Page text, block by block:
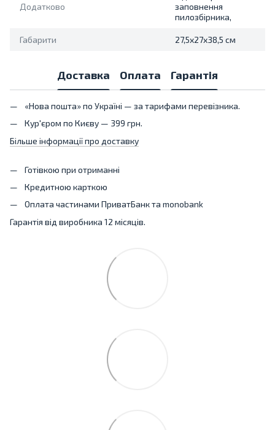
Додатково
заповнення
пилозбірника,
Габарити 27,5х27х38,5 см
Доставка Оплата Гарантія
«Нова пошта» по Україні — за тарифами перевізника.
Кур'єром по Києву — 399 грн.
Більше інформації про доставку
Готівкою при отриманні
Кредитною карткою
Оплата частинами ПриватБанк та monobank
Гарантія від виробника 12 місяців.